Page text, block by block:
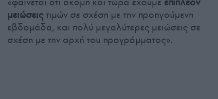
μειώσειςτιμών σε σχέση με την προηγούμενη
εβδομάδα, και πολύ μεγαλύτερες μειώσεις σε
σχέση με την αρχή του προγράμματος».